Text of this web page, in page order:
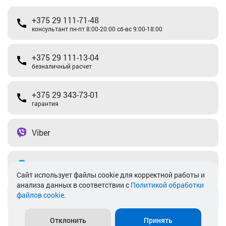
+375 29 111-71-48
консультант пн-пт 8:00-20:00 сб-вс 9:00-18:00
+375 29 111-13-04
безналичный расчет
+375 29 343-73-01
гарантия
Viber
info@akkamulik.by
Cайт использует файлы cookie для корректной работы и
анализа данных в соответствии с Политикой обработки
файлов cookie.
Отклонить Принять